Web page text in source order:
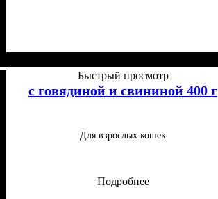
стерилизованныхБыстрый просмотр
с говядиной и свининой 400 г
Для взрослых кошек
Подробнее